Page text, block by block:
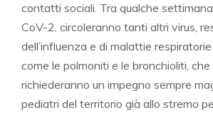
contatti sociali. Tra qualche
CoV-2, circoleranno tanti altri virus,
dell’influenza e di malattie
come le polmoniti e le bronchioliti, che
richiederanno un impegno sempre
pediatri del territorio già allo stremo